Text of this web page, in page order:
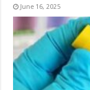
June 16, 2025